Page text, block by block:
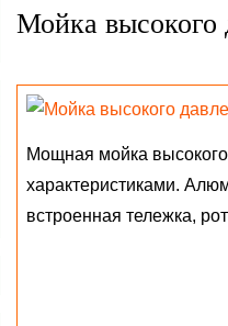
Мойка высокого
Мощная мойка
характеристиками.
встроенная тележка,